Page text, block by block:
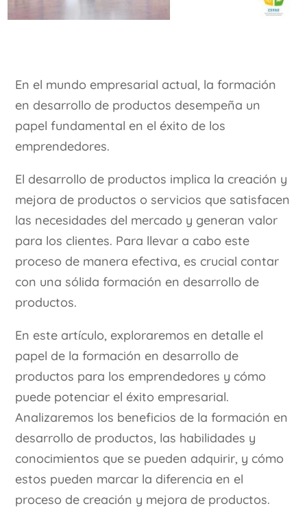
En el mundo empresarial actual, la formación
en desarrollo de productos desempeña un
papel fundamental en el éxito de los
emprendedores.
El desarrollo de productos implica la creación y
mejora de productos o servicios que satisfacen
las necesidades del mercado y generan valor
para los clientes. Para llevar a cabo este
proceso de manera efectiva, es crucial contar
con una sólida formación en desarrollo de
productos.
En este artículo, exploraremos en detalle el
papel de la formación en desarrollo de
productos para los emprendedores y cómo
puede potenciar el éxito empresarial.
Analizaremos los beneficios de la formación en
desarrollo de productos, las habilidades y
conocimientos que se pueden adquirir, y cómo
estos pueden marcar la diferencia en el
proceso de creación y mejora de productos.